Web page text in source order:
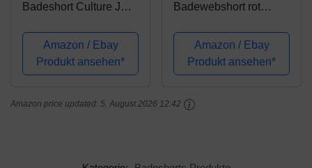
Badeshort Culture JR
Amazon / Ebay
Produkt ansehen*
Badewebshort rot
Amazon / Ebay
Produkt ansehen*
Amazon price updated: 5. August 2026 12:42